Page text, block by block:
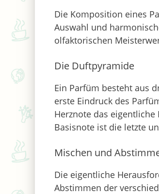
Die Komposition eines
Auswahl und
olfaktorischen
Die Duftpyramide
Ein Parfüm besteht aus
erste Eindruck des
Herznote das
Basisnote ist die letzte
Mischen und
Die eigentliche
Abstimmen der